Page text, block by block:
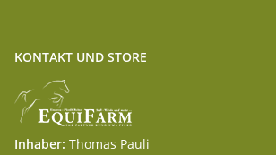
KONTAKT UND STORE
Inhaber: Thomas Pauli